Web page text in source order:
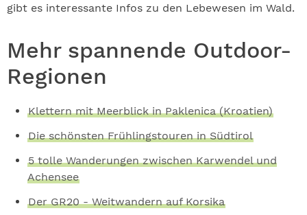
gibt es interessante Infos zu den Lebewesen im Wald.
Mehr spannende Outdoor-
Regionen
Klettern mit Meerblick in Paklenica (Kroatien)
Die schönsten Frühlingstouren in Südtirol
5 tolle Wanderungen zwischen Karwendel und
Achensee
Der GR20 - Weitwandern auf Korsika